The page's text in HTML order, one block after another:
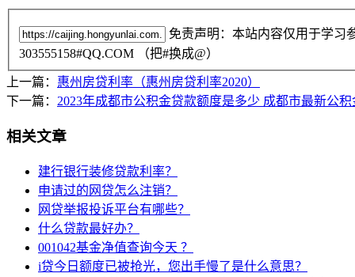
免责声明：本站内容仅用于学习
303555158#QQ.COM （把#换成@）
上一篇： 惠州房贷利率（惠州房贷利率2020）
下一篇： 2023年成都市公积金贷款额度是多少 成都市最新公
相关文章
建行银行装修贷款利率？
申请过的网贷怎么注销？
网贷举报投诉平台有哪些？
什么贷款最好办？
001042基金净值查询今天 ？
i贷今日额度已被抢光，您出手慢了是什么意思？